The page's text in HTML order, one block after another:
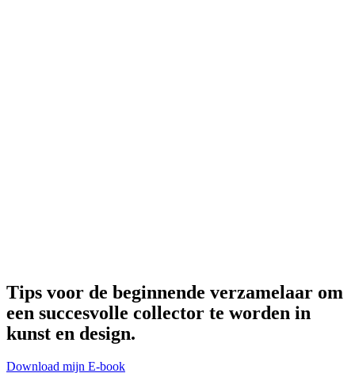
Tips voor de beginnende verzamelaar om
een succesvolle collector te worden in
kunst en design.
Download mijn E-book